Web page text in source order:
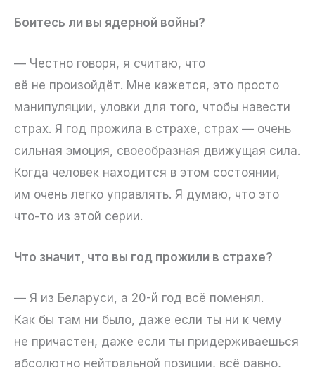
Боитесь ли вы ядерной войны?
— Честно говоря, я считаю, что
её не произойдёт. Мне кажется, это просто
манипуляции, уловки для того, чтобы навести
страх. Я год прожила в страхе, страх — очень
сильная эмоция, своеобразная движущая сила.
Когда человек находится в этом состоянии,
им очень легко управлять. Я думаю, что это
что-то из этой серии.
Что значит, что вы год прожили в страхе?
— Я из Беларуси, а 20-й год всё поменял.
Как бы там ни было, даже если ты ни к чему
не причастен, даже если ты придерживаешься
абсолютно нейтральной позиции, всё равно,